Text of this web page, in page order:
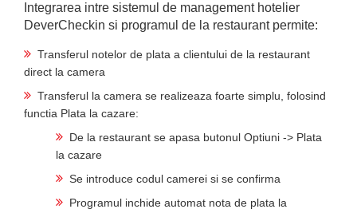
Integrarea intre sistemul de management hotelier
DeverCheckin si programul de la restaurant permite:
Transferul notelor de plata a clientului de la restaurant
direct la camera
Transferul la camera se realizeaza foarte simplu, folosind
functia Plata la cazare:
De la restaurant se apasa butonul Optiuni -> Plata
la cazare
Se introduce codul camerei si se confirma
Programul inchide automat nota de plata la